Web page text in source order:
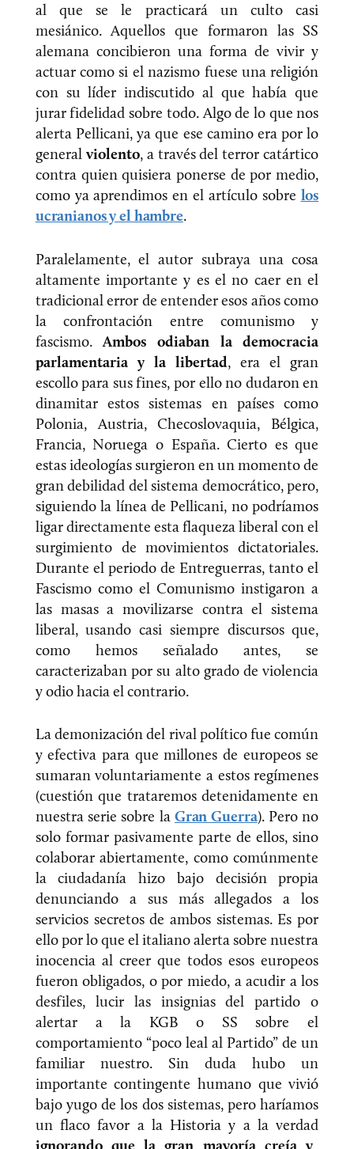
al que se le practicará un culto casi
mesiánico. Aquellos que formaron las SS
alemana concibieron una forma de vivir y
actuar como si el nazismo fuese una religión
con su líder indiscutido al que había que
jurar fidelidad sobre todo. Algo de lo que nos
alerta Pellicani, ya que ese camino era por lo
general violento, a través del terror catártico
contra quien quisiera ponerse de por medio,
como ya aprendimos en el artículo sobre los
ucranianos y el hambre.
Paralelamente, el autor subraya una cosa
altamente importante y es el no caer en el
tradicional error de entender esos años como
la confrontación entre comunismo y
fascismo.Ambos odiaban la democracia
parlamentaria y la libertad, era el gran
escollo para sus fines, por ello no dudaron en
dinamitar estos sistemas en países como
Polonia, Austria, Checoslovaquia, Bélgica,
Francia, Noruega o España. Cierto es que
estas ideologías surgieron en un momento de
gran debilidad del sistema democrático, pero,
siguiendo la línea de Pellicani, no podríamos
ligar directamente esta flaqueza liberal con el
surgimiento de movimientos dictatoriales.
Durante el periodo de Entreguerras, tanto el
Fascismo como el Comunismo instigaron a
las masas a movilizarse contra el sistema
liberal, usando casi siempre discursos que,
como hemos señalado antes, se
caracterizaban por su alto grado de violencia
y odio hacia el contrario.
La demonización del rival político fue común
y efectiva para que millones de europeos se
sumaran voluntariamente a estos regímenes
(cuestión que trataremos detenidamente en
nuestra serie sobre la Gran Guerra). Pero no
solo formar pasivamente parte de ellos, sino
colaborar abiertamente, como comúnmente
la ciudadanía hizo bajo decisión propia
denunciando a sus más allegados a los
servicios secretos de ambos sistemas. Es por
ello por lo que el italiano alerta sobre nuestra
inocencia al creer que todos esos europeos
fueron obligados, o por miedo, a acudir a los
desfiles, lucir las insignias del partido o
alertar a la KGB o SS sobre el
comportamiento “poco leal al Partido” de un
familiar nuestro. Sin duda hubo un
importante contingente humano que vivió
bajo yugo de los dos sistemas, pero haríamos
un flaco favor a la Historia y a la verdad